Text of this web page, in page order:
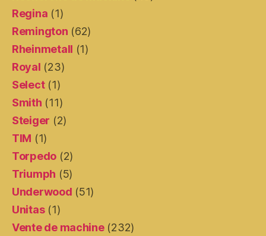
Regina (1)
Remington (62)
Rheinmetall (1)
Royal (23)
Select(1)
Smith (11)
Steiger (2)
TIM (1)
Torpedo (2)
Triumph (5)
Underwood (51)
Unitas(1)
Vente de machine(232)